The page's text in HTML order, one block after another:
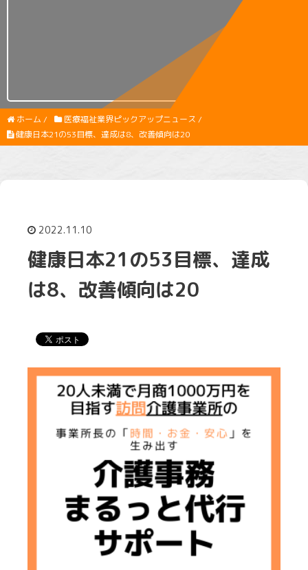
ホーム / 医療福祉業界ピックアップニュース /
健康日本21の53目標、達成は8、改善傾向は20
2022.11.10
健康日本21の53目標、達成
は8、改善傾向は20